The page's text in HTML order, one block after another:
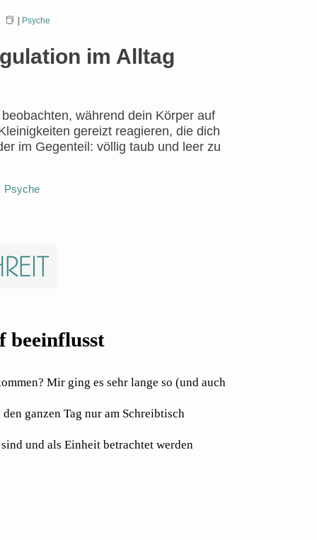
| Psyche
im Alltag
während dein Körper auf
gereizt reagieren, die dich
im Gegenteil: völlig taub und leer zu
Psyche
beeinflusst
Mir ging es sehr lange so (und auch
ganzen Tag nur am Schreibtisch
und als Einheit betrachtet werden